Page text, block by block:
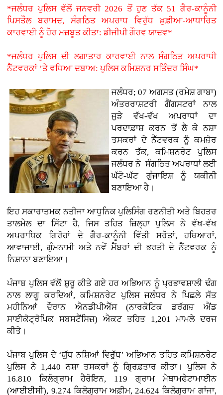
*ਜਲੰਧਰ ਪੁਲਿਸ ਵੱਲੋਂ ਜਨਵਰੀ 2026 ਤੋਂ ਹੁਣ ਤੱਕ 51 ਗੈਰ-ਕਾਨੂੰਨੀ
ਪਿਸਤੌਲ ਬਰਾਮਦ, ਸੰਗਠਿਤ ਅਪਰਾਧ ਵਿਰੁੱਧ ਖ਼ੁਫ਼ੀਆ-ਆਧਾਰਿਤ
ਕਾਰਵਾਈ ਨੂੰ ਹੋਰ ਮਜ਼ਬੂਤ ਕੀਤਾ: ਡੀਜੀਪੀ ਗੌਰਵ ਯਾਦਵ*
*ਜਲੰਧਰ ਪੁਲਿਸ ਦੀ ਲਗਾਤਾਰ ਕਾਰਵਾਈ ਨਾਲ ਸੰਗਠਿਤ ਅਪਰਾਧੀ
ਨੈੱਟਵਰਕਾਂ ’ਤੇ ਵਧਿਆ ਦਬਾਅ: ਪੁਲਿਸ ਕਮਿਸ਼ਨਰ ਸਤਿੰਦਰ ਸਿੰਘ*
ਜਲੰਧਰ; 07 ਅਗਸਤ (ਰਮੇਸ਼ ਗਾਬਾ)
ਅੰਤਰਰਾਸ਼ਟਰੀ ਗੈਂਗਸਟਰਾਂ ਨਾਲ
ਜੁੜੇ ਵੱਖ-ਵੱਖ ਅਪਰਾਧਾਂ ਦਾ
ਪਰਦਾਫ਼ਾਸ਼ ਕਰਨ ਤੋਂ ਲੈ ਕੇ ਨਸ਼ਾ
ਤਸਕਰਾਂ ਦੇ ਨੈੱਟਵਰਕ ਨੂੰ ਕਮਜ਼ੋਰ
ਕਰਨ ਤੱਕ, ਕਮਿਸ਼ਨਰੇਟ ਪੁਲਿਸ
ਜਲੰਧਰ ਨੇ ਸੰਗਠਿਤ ਅਪਰਾਧਾਂ ਲਈ
ਘੱਟੋ-ਘੱਟ ਗੁੰਜਾਇਸ਼ ਨੂੰ ਯਕੀਨੀ
ਬਣਾਇਆ ਹੈ।
ਇਹ ਸਕਾਰਾਤਮਕ ਨਤੀਜਾ ਆਧੁਨਿਕ ਪੁਲਿਸਿੰਗ ਰਣਨੀਤੀ ਅਤੇ ਬਿਹਤਰ
ਤਾਲਮੇਲ ਦਾ ਸਿੱਟਾ ਹੈ, ਜਿਸ ਤਹਿਤ ਜ਼ਿਲ੍ਹਾ ਪੁਲਿਸ ਨੇ ਵੱਖ-ਵੱਖ
ਅਪਰਾਧਿਕ ਗਿਰੋਹਾਂ ਦੇ ਗੈਰ-ਕਾਨੂੰਨੀ ਵਿੱਤੀ ਸਰੋਤਾਂ, ਹਥਿਆਰਾਂ,
ਆਵਾਜਾਈ, ਗੁੰਮਨਾਮੀ ਅਤੇ ਨਵੇਂ ਮੈਂਬਰਾਂ ਦੀ ਭਰਤੀ ਦੇ ਨੈੱਟਵਰਕ ਨੂੰ
ਨਿਸ਼ਾਨਾ ਬਣਾਇਆ।
ਪੰਜਾਬ ਪੁਲਿਸ ਵੱਲੋਂ ਸ਼ੁਰੂ ਕੀਤੇ ਗਏ ਹਰ ਅਭਿਆਨ ਨੂੰ ਪ੍ਰਭਾਵਸ਼ਾਲੀ ਢੰਗ
ਨਾਲ ਲਾਗੂ ਕਰਦਿਆਂ, ਕਮਿਸ਼ਨਰੇਟ ਪੁਲਿਸ ਜਲੰਧਰ ਨੇ ਪਿਛਲੇ ਸੱਤ
ਮਹੀਨਿਆਂ ਦੌਰਾਨ ਐਨਡੀਪੀਐੱਸ (ਨਾਰਕੋਟਿਕ ਡਰੱਗਜ਼ ਐਂਡ
ਸਾਈਕੋਟ੍ਰੋਪਿਕ ਸਬਸਟੈਂਸਿਜ਼) ਐਕਟ ਤਹਿਤ 1,201 ਮਾਮਲੇ ਦਰਜ
ਕੀਤੇ।
ਪੰਜਾਬ ਪੁਲਿਸ ਦੇ ‘ਯੁੱਧ ਨਸ਼ਿਆਂ ਵਿਰੁੱਧ’ ਅਭਿਆਨ ਤਹਿਤ ਕਮਿਸ਼ਨਰੇਟ
ਪੁਲਿਸ ਨੇ 1,440 ਨਸ਼ਾ ਤਸਕਰਾਂ ਨੂੰ ਗ੍ਰਿਫ਼ਤਾਰ ਕੀਤਾ। ਪੁਲਿਸ ਨੇ
16.810 ਕਿਲੋਗ੍ਰਾਮ ਹੈਰੋਇਨ, 119 ਗ੍ਰਾਮ ਮੇਥਾਮਫੇਟਾਮਾਈਨ
(ਆਈਈਸੀ), 9.274 ਕਿਲੋਗ੍ਰਾਮ ਅਫ਼ੀਮ, 24.624 ਕਿਲੋਗ੍ਰਾਮ ਗਾਂਜਾ,